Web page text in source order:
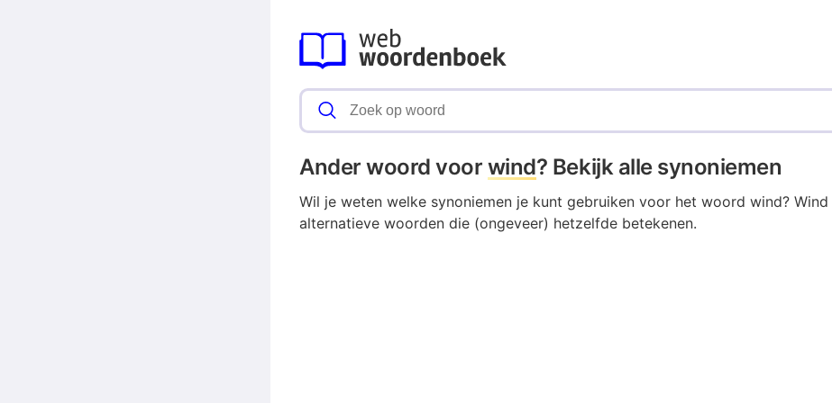
Ander woord voor wind? Bekijk alle synoniemen
Wil je weten welke synoniemen je kunt gebruiken voor het woord wind?
alternatieve woorden die (ongeveer) hetzelfde betekenen.